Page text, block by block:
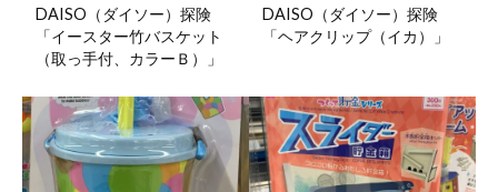
DAISO（ダイソー）探険
「イースター竹バスケット
（取っ手付、カラーＢ）」
DAISO（ダイソー）探険
「ヘアクリップ（イカ）」